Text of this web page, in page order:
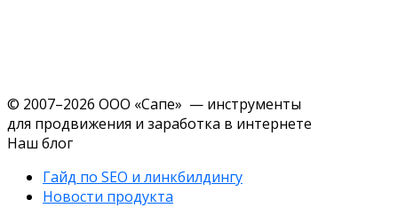
© 2007–2026 ООО «Сапе» — инструменты
для продвижения и заработка в интернете
Наш блог
Гайд по SEO и линкбилдингу
Новости продукта